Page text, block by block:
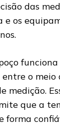
das
e os
o meio
medição.
que a
forma